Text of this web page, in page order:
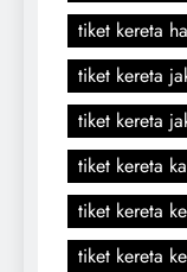
tiket kereta
tiket kereta
tiket kereta
tiket kereta
tiket kereta
tiket kereta